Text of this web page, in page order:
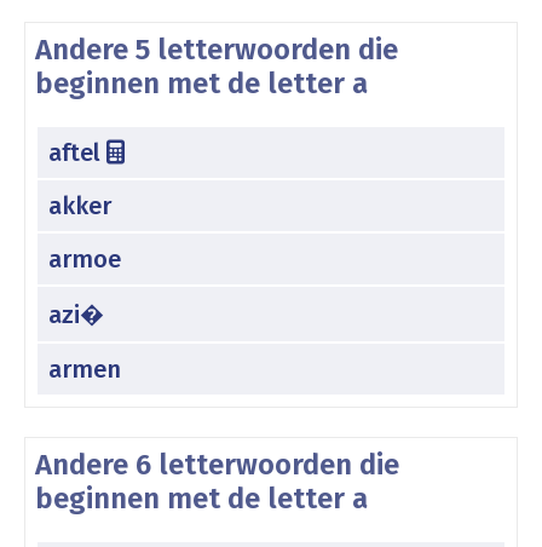
Andere 5 letterwoorden die
beginnen met de letter a
aftel
akker
armoe
azi�
armen
Andere 6 letterwoorden die
beginnen met de letter a